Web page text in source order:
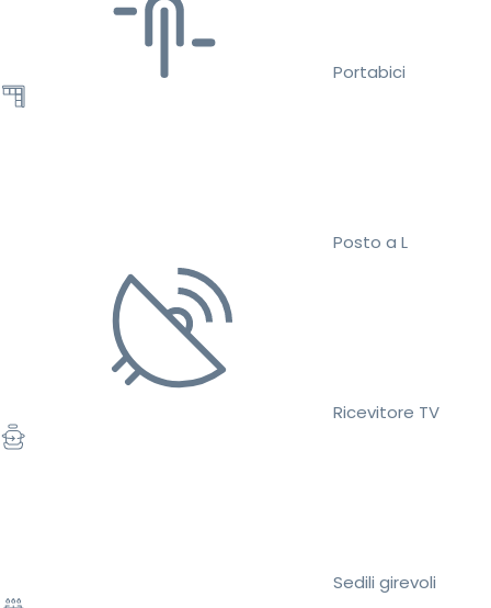
Portabici
Posto a L
Ricevitore TV
Sedili girevoli